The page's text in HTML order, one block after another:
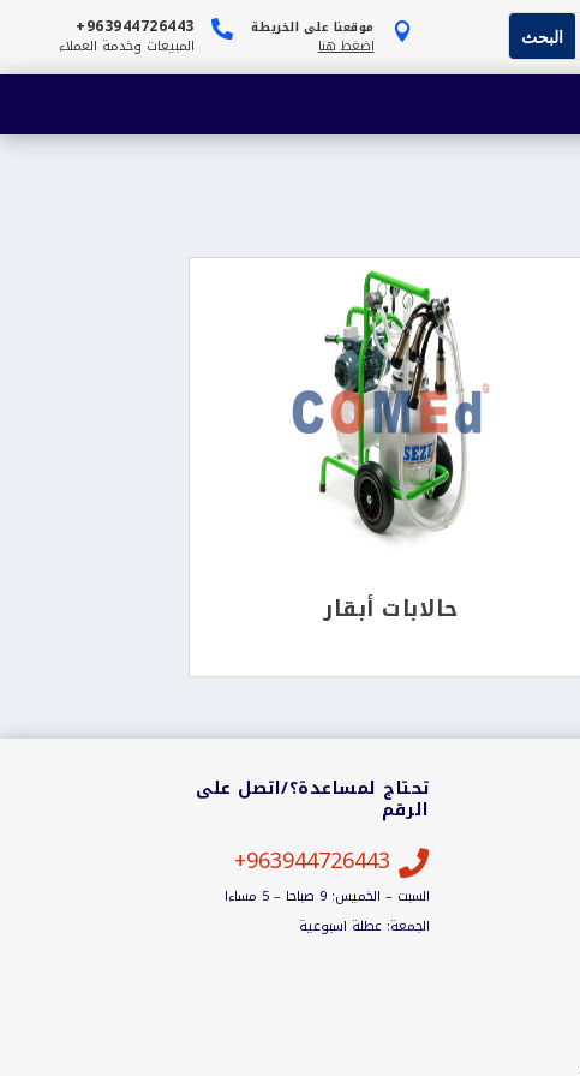
 موقعنا على الخريطة
اضغط هنا

963944726443+
المبيعات وخدمة العملاء
حالابات أبقار
تحتاج لمساعدة؟/اتصل على
الرقم

963944726443+
السبت – الخميس: 9 صباحا – 5 مساءا
الجمعة: عطلة اسبوعية